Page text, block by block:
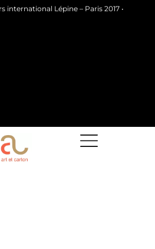
international Lépine – Paris 2017 •